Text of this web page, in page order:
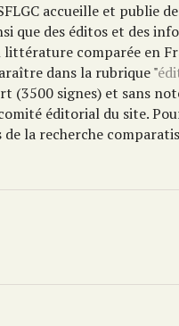
accueille et publie
que des éditos et des
littérature comparée en
dans la rubrique "
(3500 signes) et sans
éditorial du site.
de la recherche